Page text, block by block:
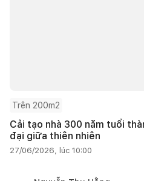
Trên 200m2
Cải tạo nhà 300 năm tuổi
đại giữa thiên nhiên
27/06/2026, lúc 10:00